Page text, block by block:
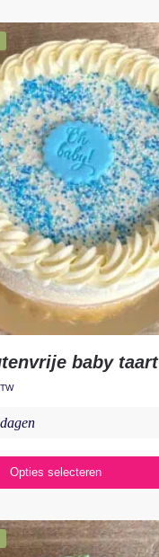
baby taart
Opties selecteren